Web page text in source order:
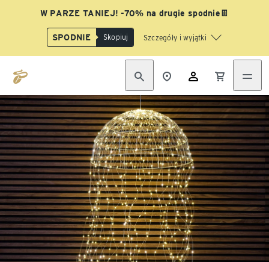
W PARZE TANIEJ! -70% na drugie spodnie👖
SPODNIE Skopiuj Szczegóły i wyjątki